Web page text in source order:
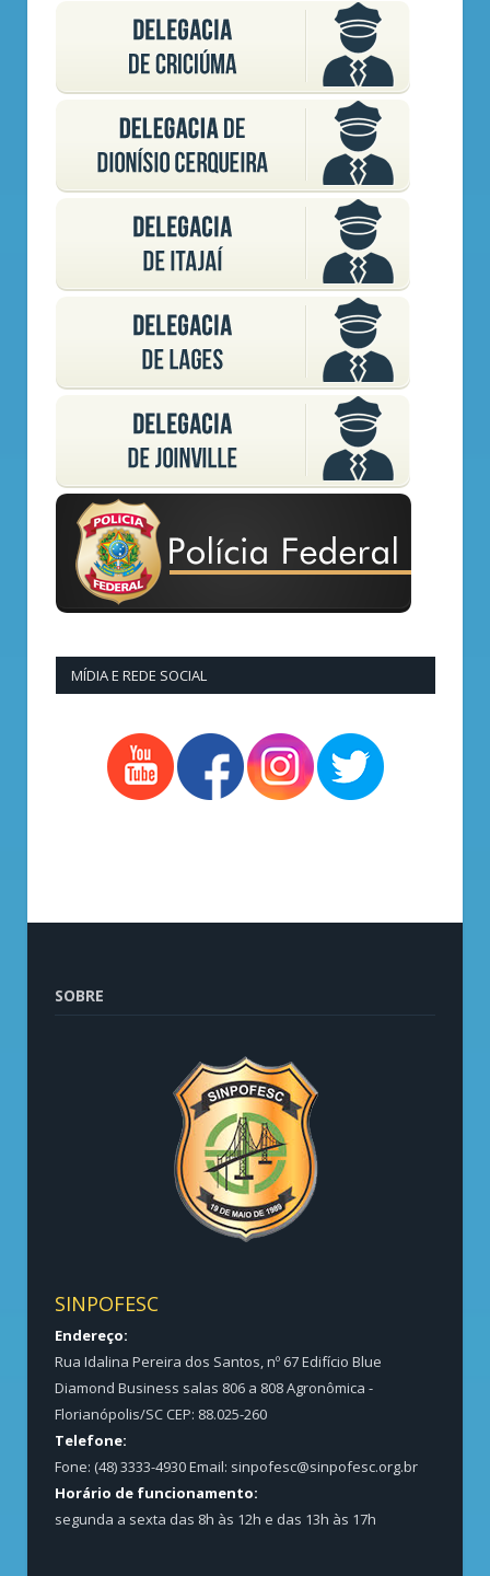
MÍDIA E REDE SOCIAL
SOBRE
SINPOFESC
Endereço:
Rua Idalina Pereira dos Santos, nº 67 Edifício Blue
Diamond Business salas 806 a 808 Agronômica -
Florianópolis/SC CEP: 88.025-260
Telefone:
Fone: (48) 3333-4930 Email: sinpofesc@sinpofesc.org.br
Horário de funcionamento:
segunda a sexta das 8h às 12h e das 13h às 17h